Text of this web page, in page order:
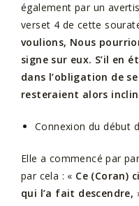
également par un
verset 4 de cette
voulions, Nous
signe sur eux. S’il en
dans l’obligation de
resteraient alors
Connexion du début
Elle a commencé par
par cela : « Ce (Coran)
qui l’a fait descendre,